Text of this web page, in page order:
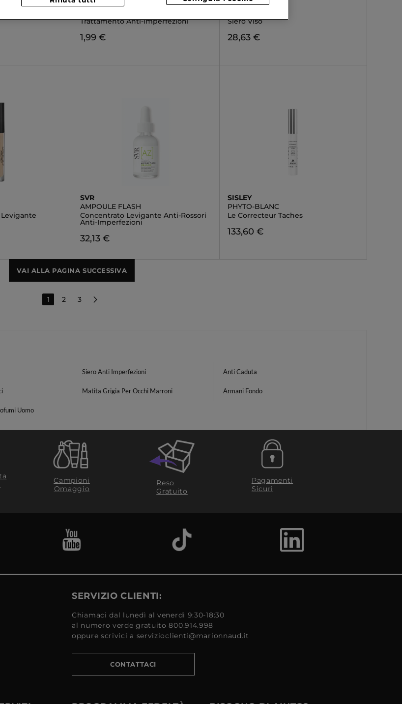
SELFIE PROJECT
Trattamento Anti-imperfezioni
1,99 €
SVR
Siero Viso
28,63 €
SVR
AMPOULE FLASH
Concentrato Levigante Anti-Rossori
Anti-Imperfezioni
32,13 €
SISLEY
PHYTO-BLANC
Le Correcteur Taches
133,60 €
VAI ALLA PAGINA SUCCESSIVA
1 2 3
Siero Anti Imperfezioni Anti Caduta
Matita Grigia Per Occhi Marroni Armani Fondo
Uomo
Campioni
Omaggio
Reso
Gratuito
Pagamenti
Sicuri
SERVIZIO CLIENTI:
Chiamaci dal lunedì al venerdì 9:30-18:30
al numero verde gratuito 800.914.998
oppure scrivici a servizioclienti@marionnaud.it
CONTATTACI